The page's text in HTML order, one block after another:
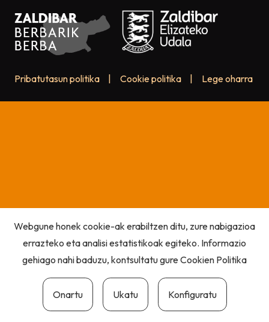
Pribatutasun politika Cookie politika Lege oharra
Webgune honek cookie-ak erabiltzen ditu, zure nabigazioa
errazteko eta analisi estatistikoak egiteko. Informazio
gehiago nahi baduzu, kontsultatu gureCookien Politika
Onartu Ukatu Konfiguratu